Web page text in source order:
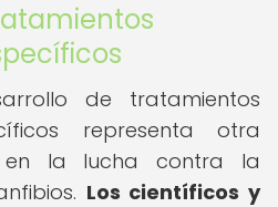
de tratamientos
representa otra
en la lucha contra la
Los científicos y